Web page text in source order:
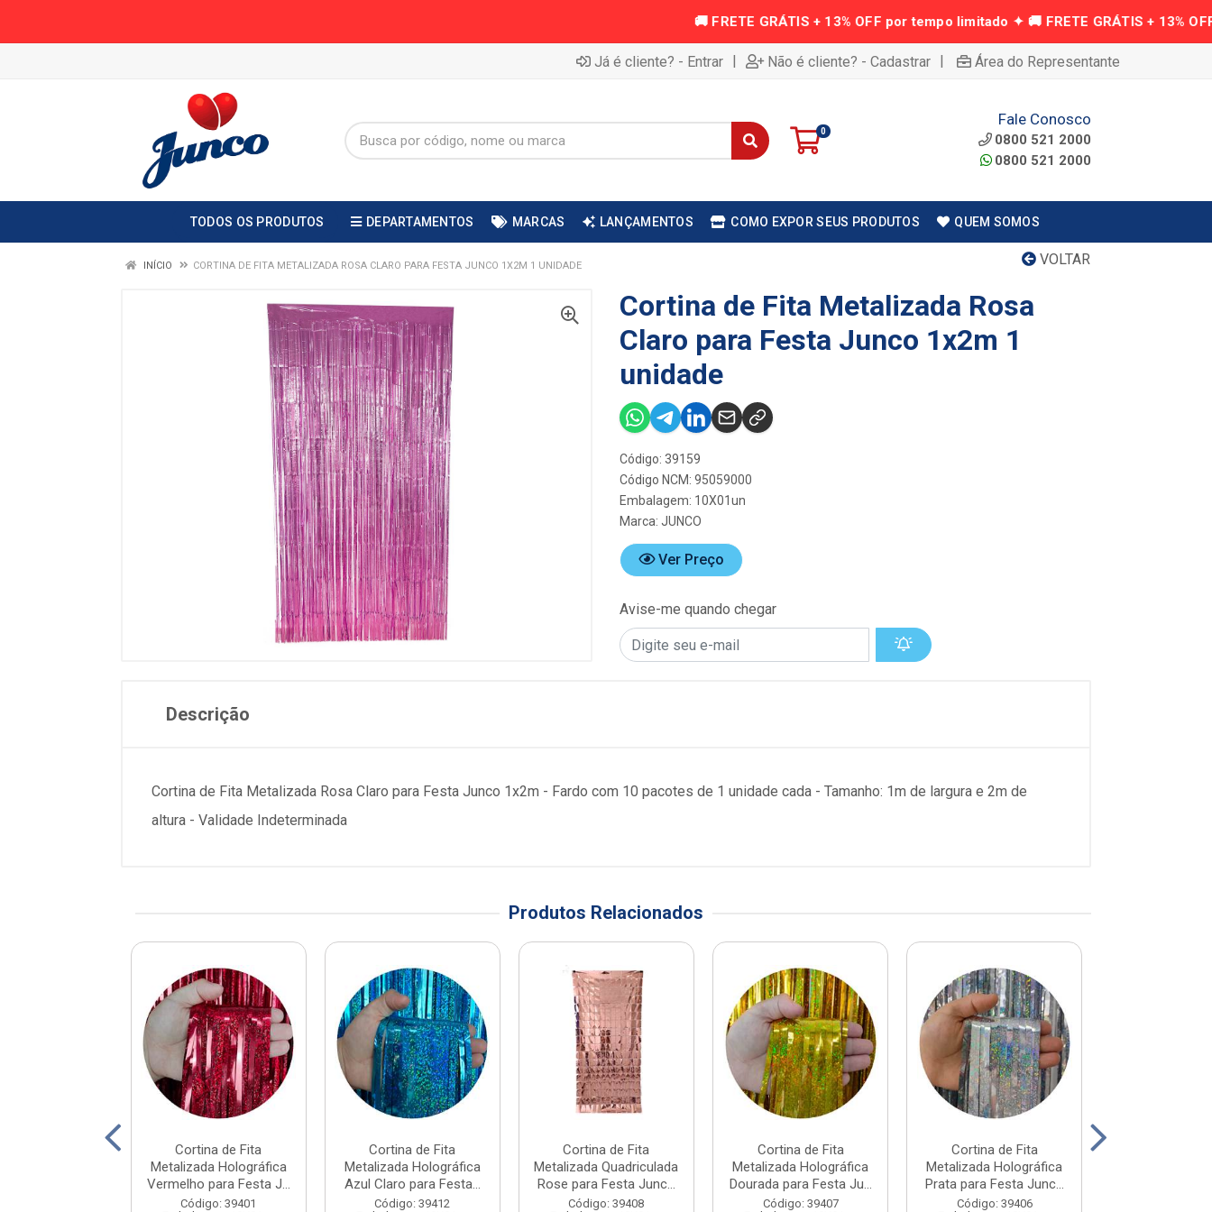
Já é cliente? - Entrar | Não é cliente? - Cadastrar | Área do Representante
0
Fale Conosco
0800 521 2000
0800 521 2000
TODOS OS PRODUTOS DEPARTAMENTOS MARCAS LANÇAMENTOS COMO EXPOR SEUS PRODUTOS QUEM SOMOS
VOLTAR
INÍCIO CORTINA DE FITA METALIZADA ROSA CLARO PARA FESTA JUNCO 1X2M 1 UNIDADE
Cortina de Fita Metalizada Rosa
Claro para Festa Junco 1x2m 1
unidade
Código: 39159
Código NCM: 95059000
Embalagem: 10X01un
Marca: JUNCO
Ver Preço
Avise-me quando chegar
Descrição
Cortina de Fita Metalizada Rosa Claro para Festa Junco 1x2m - Fardo com 10 pacotes de 1 unidade cada - Tamanho: 1m de largura e 2m de
altura - Validade Indeterminada
Produtos Relacionados
Cortina de Fita
Metalizada Holográfica
Vermelho para Festa J...
Código: 39401
Cortina de Fita
Metalizada Holográfica
Azul Claro para Festa...
Código: 39412
Cortina de Fita
Metalizada Quadriculada
Rose para Festa Junc...
Código: 39408
Cortina de Fita
Metalizada Holográfica
Dourada para Festa Ju...
Código: 39407
Cortina de Fita
Metalizada Holográfica
Prata para Festa Junc...
Código: 39406